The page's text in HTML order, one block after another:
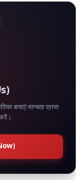
बनाएं! मान्यता प्राप्त